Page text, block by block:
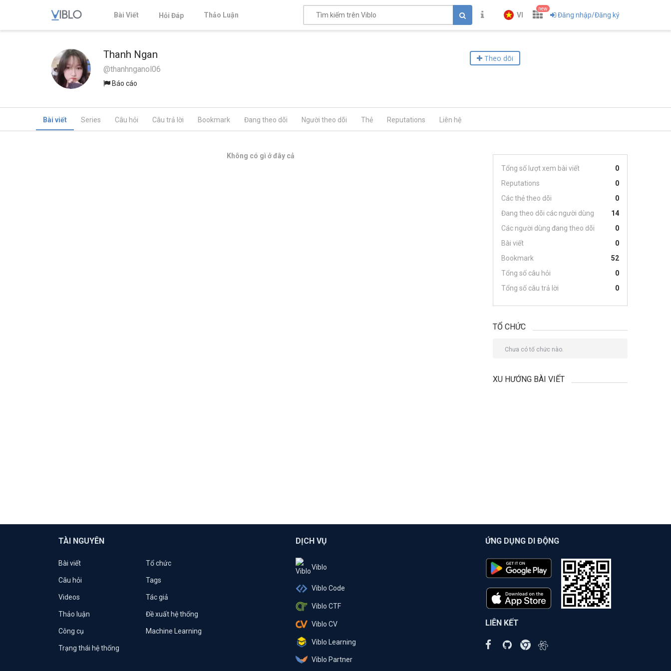
Bài Viết Hỏi Đáp Thảo Luận VI
new
Đăng nhập/Đăng ký
Thanh Ngan
@thanhnganol06
Báo cáo
Theo dõi
Bài viết Series Câu hỏi Câu trả lời Bookmark Đang theo dõi Người theo dõi Thẻ Reputations Liên hệ
Không có gì ở đây cả
Tổng số lượt xem bài viết
0
Reputations
0
Các thẻ theo dõi
0
Đang theo dõi các người dùng
14
Các người dùng đang theo dõi
0
Bài viết
0
Bookmark
52
Tổng số câu hỏi
0
Tổng số câu trả lời
0
TỔ CHỨC
Chưa có tổ chức nào.
XU HƯỚNG BÀI VIẾT
TÀI NGUYÊN
Bài viết Tổ chức
Câu hỏi Tags
Videos Tác giả
Thảo luận Đề xuất hệ thống
Công cụ Machine Learning
Trạng thái hệ thống
DỊCH VỤ
Viblo
Viblo Code
Viblo CTF
Viblo CV
Viblo Learning
Viblo Partner
ỨNG DỤNG DI ĐỘNG
LIÊN KẾT